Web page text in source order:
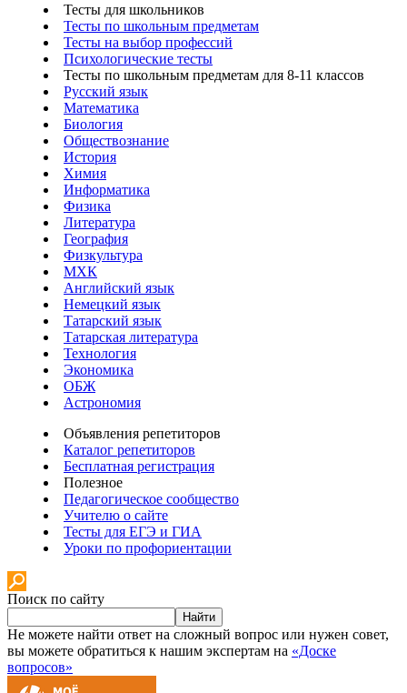
Тесты для школьников
Тесты по школьным предметам
Тесты на выбор профессий
Психологические тесты
Тесты по школьным предметам для 8-11 классов
Русский язык
Математика
Биология
Обществознание
История
Химия
Информатика
Физика
Литература
География
Физкультура
МХК
Английский язык
Немецкий язык
Татарский язык
Татарская литература
Технология
Экономика
ОБЖ
Астрономия
Объявления репетиторов
Каталог репетиторов
Бесплатная регистрация
Полезное
Педагогическое сообщество
Учителю о сайте
Тесты для ЕГЭ и ГИА
Уроки по профориентации
Поиск по сайту
Найти
Не можете найти ответ на сложный вопрос или нужен совет,
вы можете обратиться к нашим экспертам на «Доске
вопросов»